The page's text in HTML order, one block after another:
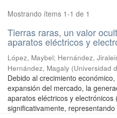
Mostrando ítems 1-1 de 1
Tierras raras, un valor
aparatos eléctricos y
López, Maybel; Hernández,
Hernández, Magaly (Universidad
Debido al crecimiento
expansión del mercado, la
aparatos eléctricos y electrónicos
significativamente,